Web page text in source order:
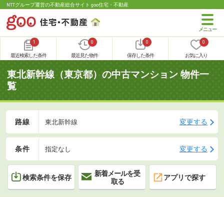
NTTグループ運営の不動産総合サイト goo住宅・不動産
1
最近検索した条件
0
最近見た物件
0
保存した条件
0
お気に入り
東北新幹線（東京都）の中古マンション 物件一
覧
路線 東北新幹線 変更する
条件 指定なし 変更する
検索条件を保存
新着メールを受
取る
アプリで探す